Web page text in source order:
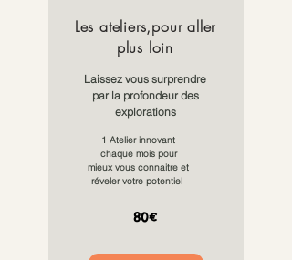
Les ateliers,pour aller
plus loin
Laissez vous surprendre
par la profondeur des
explorations
1 Atelier innovant
chaque mois pour
mieux vous connaitre et
réveler votre potentiel ​
80€